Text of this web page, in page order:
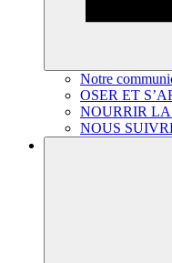
Notre
OSER ET
NOURRIR
NOUS